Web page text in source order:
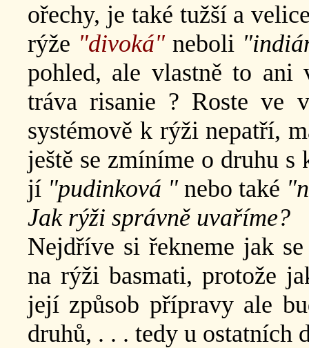
ořechy, je také tužší a
rýže "divoká"neboli
pohled, ale vlastně to
tráva risanie ? Roste ve
systémově k rýži nepatří,
ještě se zmíníme o druhu
jí "pudinková " nebo také
Jak rýži správně uvaříme?
Nejdříve si řekneme jak
na rýži basmati, protože
její způsob přípravy ale
druhů, . . . tedy u ostatních